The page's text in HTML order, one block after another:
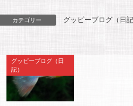
カテゴリー グッピーブログ（日記
グッピーブログ（日
記）